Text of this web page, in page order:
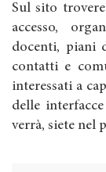
Sul sito
accesso,
docenti, piani
contatti e
interessati a
delle
verrà, siete nel